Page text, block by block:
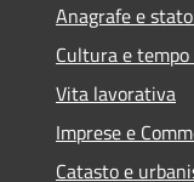
Anagrafe e
Cultura e
Vita lavorativa
Imprese e
Catasto e